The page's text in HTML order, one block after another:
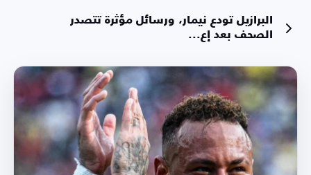
البرازيل تودع نيمار، ورسائل مؤثرة تتصدر
الصحف بعد إع...